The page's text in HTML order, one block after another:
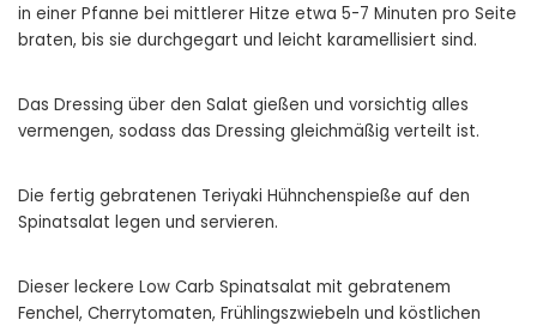
in einer Pfanne bei mittlerer Hitze etwa 5-7 Minuten pro Seite
braten, bis sie durchgegart und leicht karamellisiert sind.
Das Dressing über den Salat gießen und vorsichtig alles
vermengen, sodass das Dressing gleichmäßig verteilt ist.
Die fertig gebratenen Teriyaki Hühnchenspieße auf den
Spinatsalat legen und servieren.
Dieser leckere Low Carb Spinatsalat mit gebratenem
Fenchel, Cherrytomaten, Frühlingszwiebeln und köstlichen